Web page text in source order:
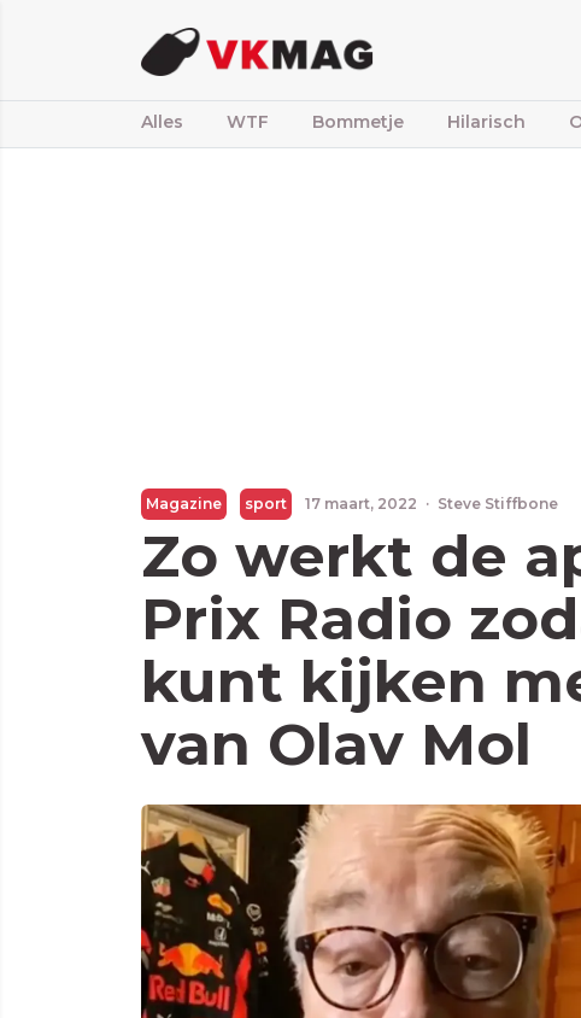
Alles WTF Bommetje Hilarisch
Magazine sport 17 maart, 2022 · Steve Stiffbone
Zo werkt de
Prix Radio
kunt kijken
van Olav Mol